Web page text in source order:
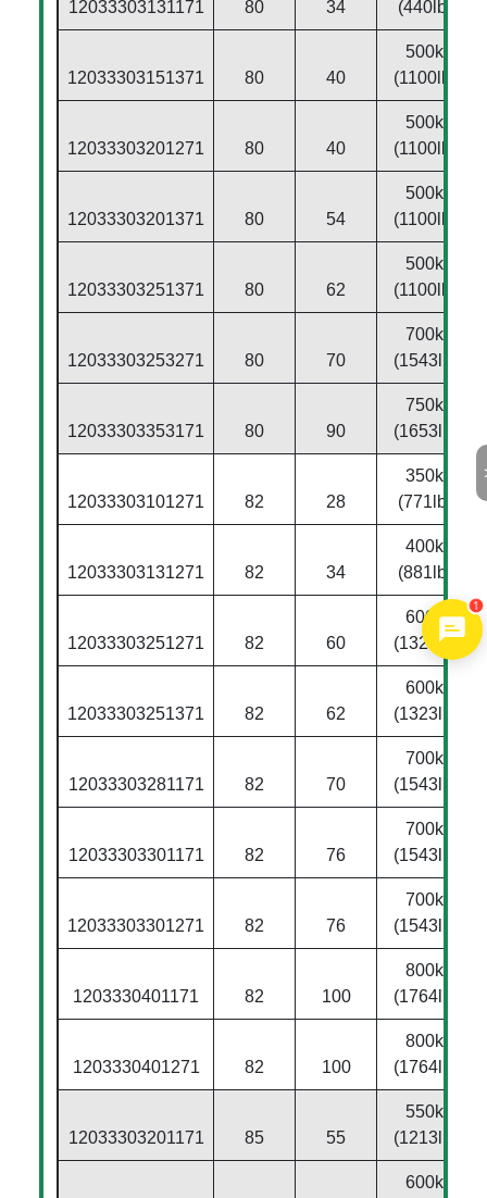
12033303131171 80 34 (440lbs)
12033303151371 80 40
500kg
(1100lbs)
12033303201271 80 40
500kg
(1100lbs)
12033303201371 80 54
500kg
(1100lbs)
12033303251371 80 62
500kg
(1100lbs)
12033303253271 80 70
700kg
(1543lbs)
12033303353171 80 90
750kg
(1653lbs)
12033303101271 82 28
350kg
(771lbs)
12033303131271 82 34
400kg
(881lbs)
12033303251271 82 60
600kg
(1323lbs)
12033303251371 82 62
600kg
(1323lbs)
12033303281171 82 70
700kg
(1543lbs)
12033303301171 82 76
700kg
(1543lbs)
12033303301271 82 76
700kg
(1543lbs)
1203330401171 82 100
800kg
(1764lbs)
1203330401271 82 100
800kg
(1764lbs)
12033303201171 85 55
550kg
(1213lbs)
600kg
1